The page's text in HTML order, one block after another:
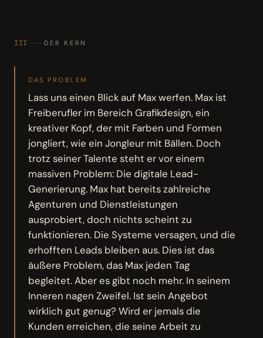
III DER KERN
DAS PROBLEM
Lass uns einen Blick auf Max werfen. Max ist
Freiberufler im Bereich Grafikdesign, ein
kreativer Kopf, der mit Farben und Formen
jongliert, wie ein Jongleur mit Bällen. Doch
trotz seiner Talente steht er vor einem
massiven Problem: Die digitale Lead-
Generierung. Max hat bereits zahlreiche
Agenturen und Dienstleistungen
ausprobiert, doch nichts scheint zu
funktionieren. Die Systeme versagen, und die
erhofften Leads bleiben aus. Dies ist das
äußere Problem, das Max jeden Tag
begleitet. Aber es gibt noch mehr. In seinem
Inneren nagen Zweifel. Ist sein Angebot
wirklich gut genug? Wird er jemals die
Kunden erreichen, die seine Arbeit zu